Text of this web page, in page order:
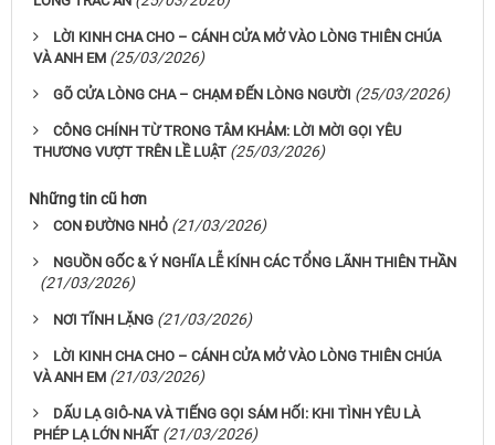
LỜI KINH CHA CHO – CÁNH CỬA MỞ VÀO LÒNG THIÊN CHÚA
VÀ ANH EM (25/03/2026)
GÕ CỬA LÒNG CHA – CHẠM ĐẾN LÒNG NGƯỜI (25/03/2026)
CÔNG CHÍNH TỪ TRONG TÂM KHẢM: LỜI MỜI GỌI YÊU
THƯƠNG VƯỢT TRÊN LỀ LUẬT (25/03/2026)
Những tin cũ hơn
CON ĐƯỜNG NHỎ (21/03/2026)
NGUỒN GỐC & Ý NGHĨA LỄ KÍNH CÁC TỔNG LÃNH THIÊN THẦN
(21/03/2026)
NƠI TĨNH LẶNG (21/03/2026)
LỜI KINH CHA CHO – CÁNH CỬA MỞ VÀO LÒNG THIÊN CHÚA
VÀ ANH EM (21/03/2026)
DẤU LẠ GIÔ-NA VÀ TIẾNG GỌI SÁM HỐI: KHI TÌNH YÊU LÀ
PHÉP LẠ LỚN NHẤT (21/03/2026)